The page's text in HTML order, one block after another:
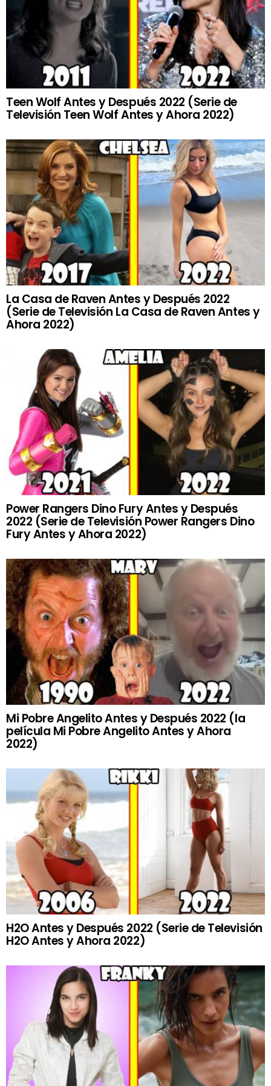
Teen Wolf Antes y Después 2022 (Serie de
Televisión Teen Wolf Antes y Ahora 2022)
La Casa de Raven Antes y Después 2022
(Serie de Televisión La Casa de Raven Antes y
Ahora 2022)
Power Rangers Dino Fury Antes y Después
2022 (Serie de Televisión Power Rangers Dino
Fury Antes y Ahora 2022)
Mi Pobre Angelito Antes y Después 2022 (la
película Mi Pobre Angelito Antes y Ahora
2022)
H2O Antes y Después 2022 (Serie de Televisión
H2O Antes y Ahora 2022)